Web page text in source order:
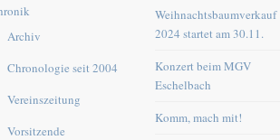
Archiv
Chronologie seit 2004
Vereinszeitung
Vorsitzende
Weihnachtsbaumverkauf
2024 startet am 30.11.
Konzert beim MGV
Eschelbach
Komm, mach mit!